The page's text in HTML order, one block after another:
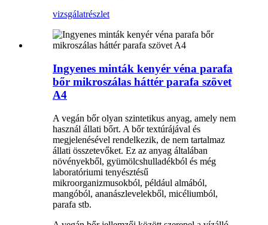
vizsgálatrészlet
Ingyenes minták kenyér véna parafa
bőr mikroszálas háttér parafa szövet
A4
A vegán bőr olyan szintetikus anyag, amely nem
használ állati bőrt. A bőr textúrájával és
megjelenésével rendelkezik, de nem tartalmaz
állati összetevőket. Ez az anyag általában
növényekből, gyümölcshulladékból és még
laboratóriumi tenyésztésű
mikroorganizmusokból, például almából,
mangóból, ananászlevelekből, micéliumból,
parafa stb.